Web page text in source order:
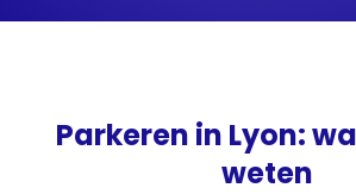
Parkeren in Lyon:
weten